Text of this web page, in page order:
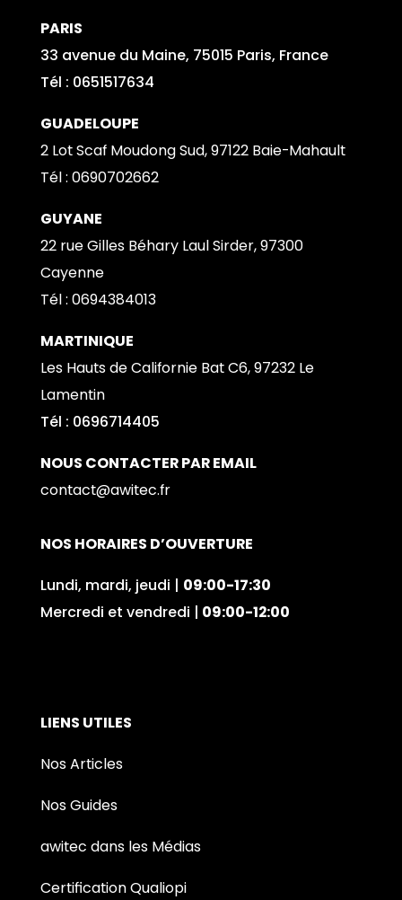
PARIS
33 avenue du Maine, 75015 Paris, France
Tél : 0651517634
GUADELOUPE
2 Lot Scaf Moudong Sud, 97122 Baie-Mahault
Tél : 0690702662
GUYANE
22 rue Gilles Béhary Laul Sirder, 97300
Cayenne
Tél : 0694384013
MARTINIQUE
Les Hauts de Californie Bat C6, 97232 Le
Lamentin
Tél : 0696714405
NOUS CONTACTER PAR EMAIL
contact@awitec.fr
NOS HORAIRES D’OUVERTURE
Lundi, mardi, jeudi | 09:00-17:30
Mercredi et vendredi | 09:00-12:00
LIENS UTILES
Nos Articles
Nos Guides
awitec dans les Médias
Certification Qualiopi